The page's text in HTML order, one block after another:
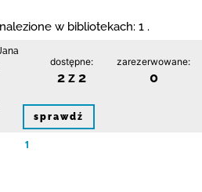
w bibliotekach: 1 .
dostępne:
2 z 2
zarezerwowane:
0
sprawdź
1